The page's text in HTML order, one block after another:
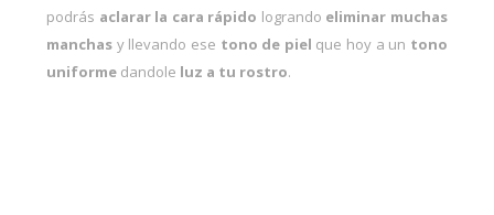
podrás aclarar la cara rápido logrando eliminar muchas
manchas y llevando ese tono de piel que hoy a un tono
uniforme dandole luz a tu rostro.